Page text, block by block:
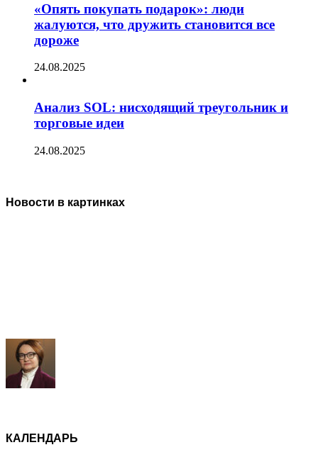
«Опять покупать подарок»: люди
жалуются, что дружить становится все
дороже
24.08.2025
Анализ SOL: нисходящий треугольник и
торговые идеи
24.08.2025
Новости в картинках
КАЛЕНДАРЬ